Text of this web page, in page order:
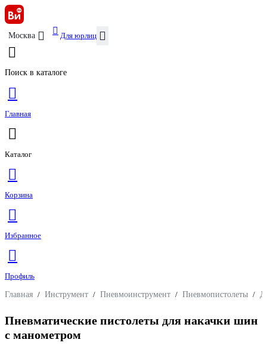
Москва Для юрлиц
Поиск в каталоге
Главная
Каталог
Корзина
Избранное
Профиль
Главная / Инструмент / Пневмоинструмент / Пневмопистолеты /
Пневматические пистолеты для накачки шин
с манометром